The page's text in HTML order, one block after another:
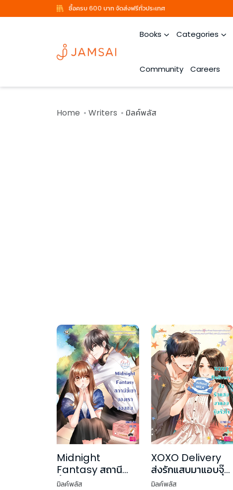
ซื้อครบ 600 บาท จัดส่งฟรีทั่วประเทศ
Books Categories
Community Careers
Home Writers มิลค์พลัส
Midnight
Fantasy สถานี
ขี้เซาของเราสองคน
มิลค์พลัส
XOXO Delivery
ส่งรักแสบมาแอบจุ๊บ
หัวใจ
มิลค์พลัส